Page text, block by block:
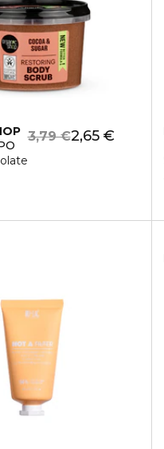
2,65 €
3,79 €